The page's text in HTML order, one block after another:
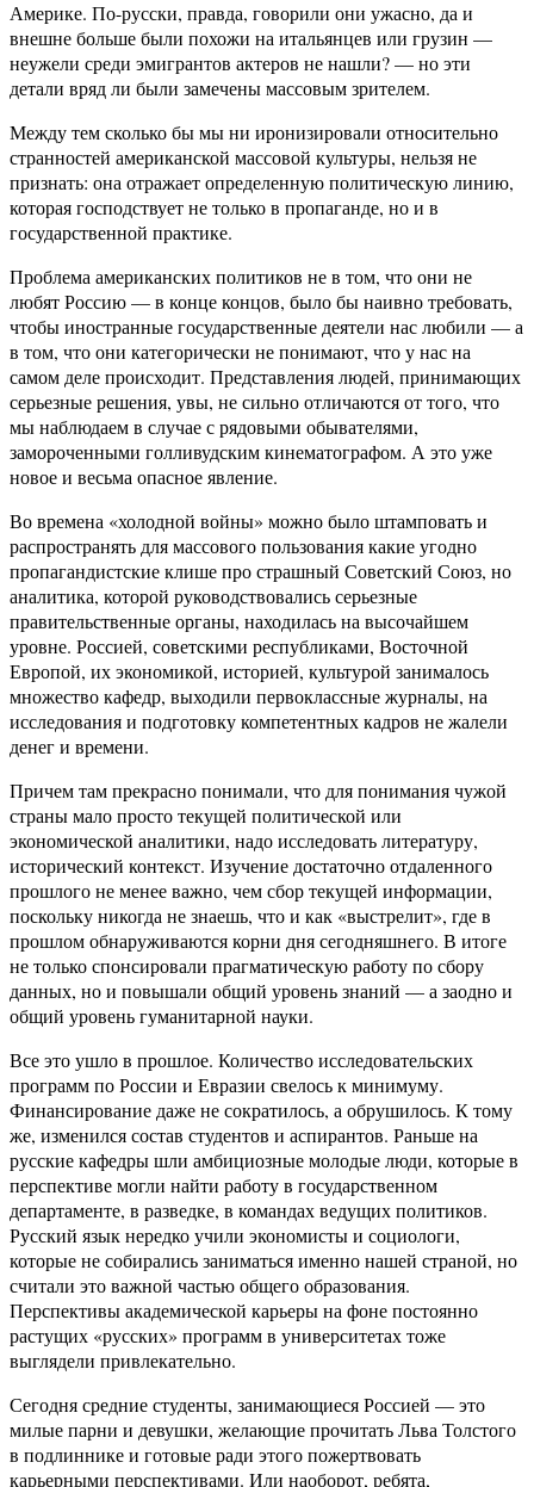
Америке. По-русски, правда, говорили они ужасно, да и
внешне больше были похожи на итальянцев или грузин —
неужели среди эмигрантов актеров не нашли? — но эти
детали вряд ли были замечены массовым зрителем.
Между тем сколько бы мы ни иронизировали относительно
странностей американской массовой культуры, нельзя не
признать: она отражает определенную политическую линию,
которая господствует не только в пропаганде, но и в
государственной практике.
Проблема американских политиков не в том, что они не
любят Россию — в конце концов, было бы наивно требовать,
чтобы иностранные государственные деятели нас любили — а
в том, что они категорически не понимают, что у нас на
самом деле происходит. Представления людей, принимающих
серьезные решения, увы, не сильно отличаются от того, что
мы наблюдаем в случае с рядовыми обывателями,
замороченными голливудским кинематографом. А это уже
новое и весьма опасное явление.
Во времена «холодной войны» можно было штамповать и
распространять для массового пользования какие угодно
пропагандистские клише про страшный Советский Союз, но
аналитика, которой руководствовались серьезные
правительственные органы, находилась на высочайшем
уровне. Россией, советскими республиками, Восточной
Европой, их экономикой, историей, культурой занималось
множество кафедр, выходили первоклассные журналы, на
исследования и подготовку компетентных кадров не жалели
денег и времени.
Причем там прекрасно понимали, что для понимания чужой
страны мало просто текущей политической или
экономической аналитики, надо исследовать литературу,
исторический контекст. Изучение достаточно отдаленного
прошлого не менее важно, чем сбор текущей информации,
поскольку никогда не знаешь, что и как «выстрелит», где в
прошлом обнаруживаются корни дня сегодняшнего. В итоге
не только спонсировали прагматическую работу по сбору
данных, но и повышали общий уровень знаний — а заодно и
общий уровень гуманитарной науки.
Все это ушло в прошлое. Количество исследовательских
программ по России и Евразии свелось к минимуму.
Финансирование даже не сократилось, а обрушилось. К тому
же, изменился состав студентов и аспирантов. Раньше на
русские кафедры шли амбициозные молодые люди, которые в
перспективе могли найти работу в государственном
департаменте, в разведке, в командах ведущих политиков.
Русский язык нередко учили экономисты и социологи,
которые не собирались заниматься именно нашей страной, но
считали это важной частью общего образования.
Перспективы академической карьеры на фоне постоянно
растущих «русских» программ в университетах тоже
выглядели привлекательно.
Сегодня средние студенты, занимающиеся Россией — это
милые парни и девушки, желающие прочитать Льва Толстого
в подлиннике и готовые ради этого пожертвовать
карьерными перспективами. Или наоборот, ребята,